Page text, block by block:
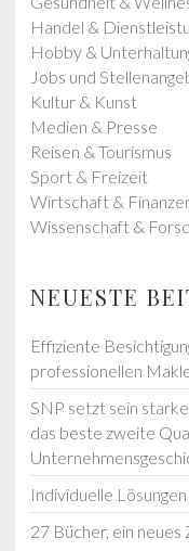
Handel &
Hobby &
Jobs und
Kultur & Kunst
Medien & Presse
Reisen & Tourismus
Sport & Freizeit
Wirtschaft &
Wissenschaft &
NEUESTE
Effiziente
professionellen
SNP setzt sein
das beste zweite
Individuelle
27 Bücher, ein